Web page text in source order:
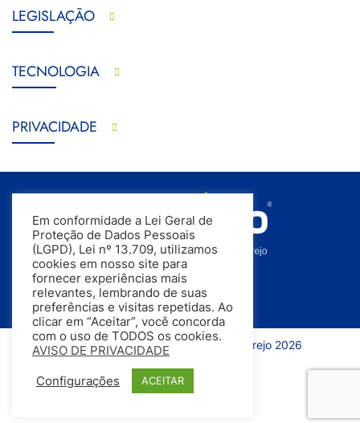
LEGISLAÇÃO
TECNOLOGIA
PRIVACIDADE
Todos os direitos reservados | InfoVarejo 2026
Em conformidade a Lei Geral de
Proteção de Dados Pessoais
(LGPD), Lei nº 13.709, utilizamos
cookies em nosso site para
fornecer experiências mais
relevantes, lembrando de suas
preferências e visitas repetidas. Ao
clicar em “Aceitar”, você concorda
com o uso de TODOS os cookies.
AVISO DE PRIVACIDADE
Configurações ACEITAR